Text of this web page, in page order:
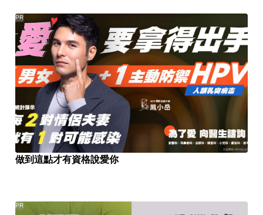
做到這點才有資格說愛你
PR
PR